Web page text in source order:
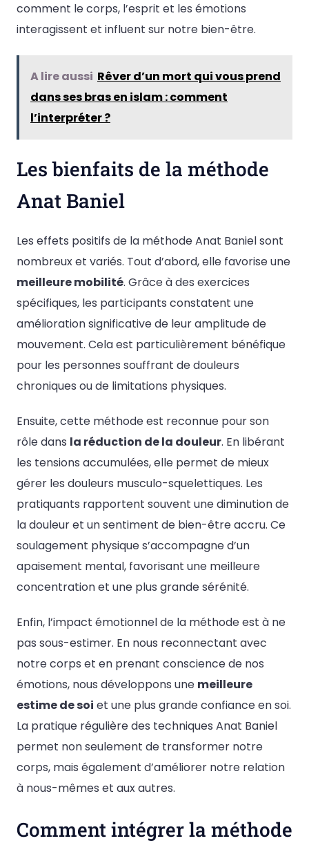
comment le corps, l’esprit et les émotions
interagissent et influent sur notre bien-être.
A lire aussi Rêver d’un mort qui vous prend
dans ses bras en islam : comment
l’interpréter ?
Les bienfaits de la méthode
Anat Baniel
Les effets positifs de la méthode Anat Baniel sont
nombreux et variés. Tout d’abord, elle favorise une
meilleure mobilité. Grâce à des exercices
spécifiques, les participants constatent une
amélioration significative de leur amplitude de
mouvement. Cela est particulièrement bénéfique
pour les personnes souffrant de douleurs
chroniques ou de limitations physiques.
Ensuite, cette méthode est reconnue pour son
rôle dans la réduction de la douleur. En libérant
les tensions accumulées, elle permet de mieux
gérer les douleurs musculo-squelettiques. Les
pratiquants rapportent souvent une diminution de
la douleur et un sentiment de bien-être accru. Ce
soulagement physique s’accompagne d’un
apaisement mental, favorisant une meilleure
concentration et une plus grande sérénité.
Enfin, l’impact émotionnel de la méthode est à ne
pas sous-estimer. En nous reconnectant avec
notre corps et en prenant conscience de nos
émotions, nous développons une meilleure
estime de soi et une plus grande confiance en soi.
La pratique régulière des techniques Anat Baniel
permet non seulement de transformer notre
corps, mais également d’améliorer notre relation
à nous-mêmes et aux autres.
Comment intégrer la méthode